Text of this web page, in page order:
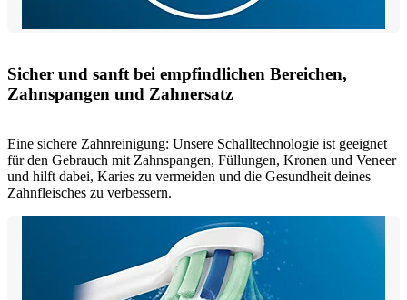
Sicher und sanft bei empfindlichen Bereichen,
Zahnspangen und Zahnersatz
Eine sichere Zahnreinigung: Unsere Schalltechnologie ist geeignet
für den Gebrauch mit Zahnspangen, Füllungen, Kronen und Veneer
und hilft dabei, Karies zu vermeiden und die Gesundheit deines
Zahnfleisches zu verbessern.